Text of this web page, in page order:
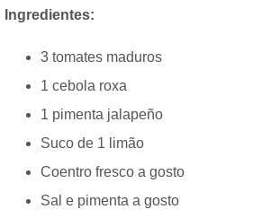
Ingredientes:
3 tomates maduros
1 cebola roxa
1 pimenta jalapeño
Suco de 1 limão
Coentro fresco a gosto
Sal e pimenta a gosto